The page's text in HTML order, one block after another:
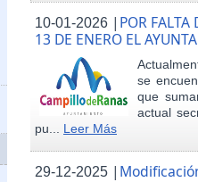
10-01-2026 | POR FALTA
13 DE ENERO EL
se
que
actual
pu... Leer Más
29-12-2025 |